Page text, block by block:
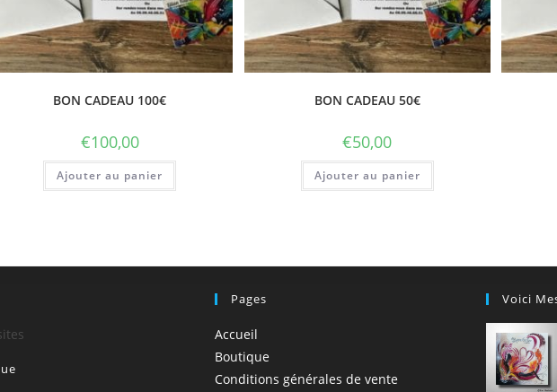
BON CADEAU 100€
€100,00
Ajouter au panier
BON CADEAU 50€
€50,00
Ajouter au panier
Pages
Accueil
Boutique
Conditions générales de vente
Voici